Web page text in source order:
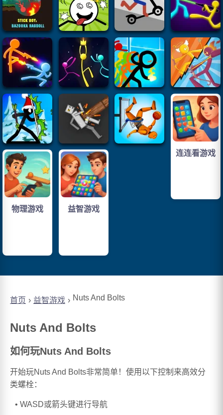
首页 益智游戏 Nuts And Bolts
Nuts And Bolts
如何玩Nuts And Bolts
开始玩Nuts And Bolts非常简单！使用以下控制来高效分
类螺栓：
WASD或箭头键进行导航
连连看游戏
物理游戏 益智游戏